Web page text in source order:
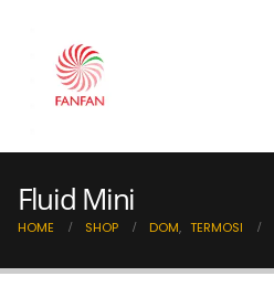
Fluid Mini
HOME SHOP DOM, TERMOSI